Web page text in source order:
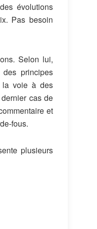
évolutions
Pas besoin
Selon lui,
principes
la voie à des
cas de
et
fous.
plusieurs